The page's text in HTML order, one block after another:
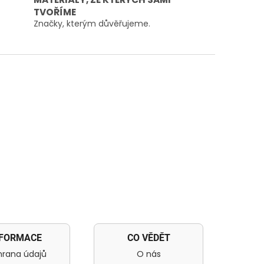
TVOŘÍME
Značky, kterým důvěřujeme.
údajů
CO VĚDĚT
O nás